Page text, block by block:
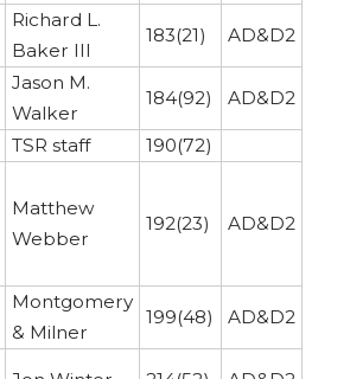
Richard L.
Baker III
183(21) AD&D2
Jason M.
Walker
184(92) AD&D2
TSR staff
190(72)
Matthew
Webber
192(23) AD&D2
Montgomery
& Milner
199(48) AD&D2